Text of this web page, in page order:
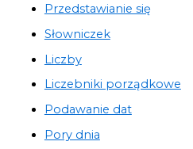
Przedstawianie się
Słowniczek
Liczby
Liczebniki porządkowe
Podawanie dat
Pory dnia